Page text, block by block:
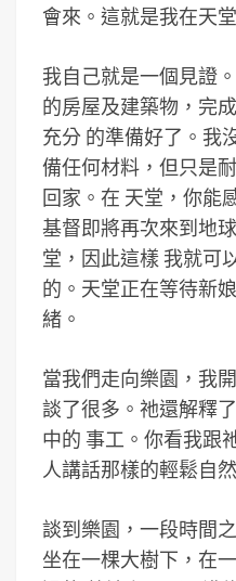
會來。這就是我在天
我自己就是一個見證
的房屋及建築物，完
充分 的準備好了。我
備任何材料，但只是
回家。在 天堂，你能
基督即將再次來到地
堂，因此這樣 我就可
的。天堂正在等待新
緒。
當我們走向樂園，我
談了很多。祂還解釋
中的 事工。你看我跟
人講話那樣的輕鬆自
談到樂園，一段時間
坐在一棵大樹下，在